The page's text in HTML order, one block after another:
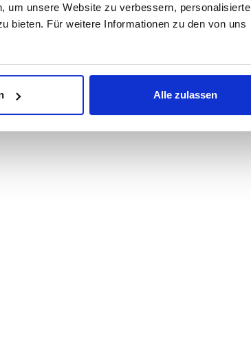
um unsere Website zu verbessern, personalisierte
bieten. Für weitere Informationen zu den von uns
Alle zulassen